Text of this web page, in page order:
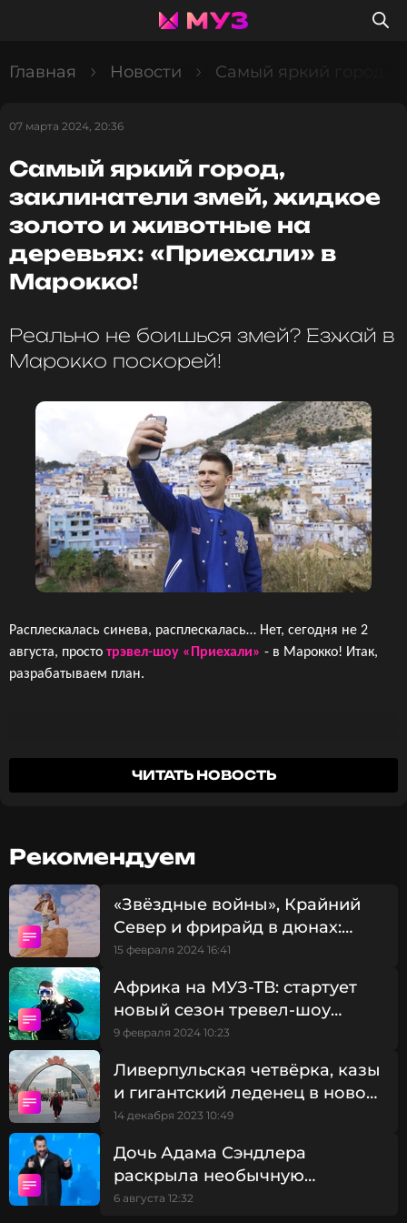
Главная Новости Самый яркий город,
07 марта 2024, 20:36
Самый яркий город,
заклинатели змей, жидкое
золото и животные на
деревьях: «Приехали» в
Марокко!
Реально не боишься змей? Езжай в
Марокко поскорей!
Расплескалась синева, расплескалась… Нет, сегодня не 2
августа, просто трэвел-шоу «Приехали» - в Марокко! Итак,
разрабатываем план.
Посетить:
Сад «Мажорель» в Марракеше – кактусовый рай
Медресе Бен Юсефа в Марракеше
ЧИТАТЬ НОВОСТЬ
Рекомендуем
«Звёздные войны», Крайний
Север и фрирайд в дюнах:
«Приехали» в Тунисе!
15 февраля 2024 16:41
Африка на МУЗ-ТВ: стартует
новый сезон тревел-шоу
«Приехали!»
9 февраля 2024 10:23
Ливерпульская четвёрка, казы
и гигантский леденец в новом
выпуске трэвел-шоу
14 декабря 2023 10:49
Дочь Адама Сэндлера
раскрыла необычную
привычку актера во время
6 августа 12:32